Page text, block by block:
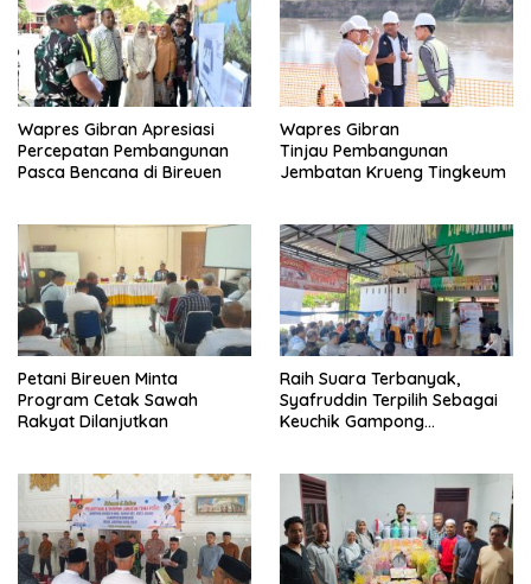
Wapres Gibran Apresiasi
Percepatan Pembangunan
Pasca Bencana di Bireuen
Wapres Gibran
Tinjau Pembangunan
Jembatan Krueng Tingkeum
Petani Bireuen Minta
Program Cetak Sawah
Rakyat Dilanjutkan
Raih Suara Terbanyak,
Syafruddin Terpilih Sebagai
Keuchik Gampong